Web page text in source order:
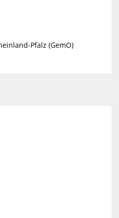
Pfalz (GemO)